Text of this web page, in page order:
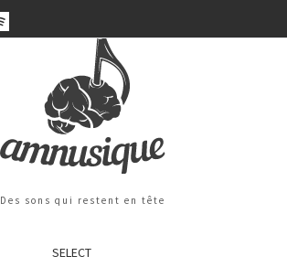
Des sons qui restent en tête
SELECT